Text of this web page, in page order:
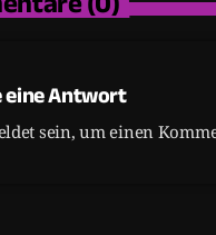
eine Antwort
sein, um einen